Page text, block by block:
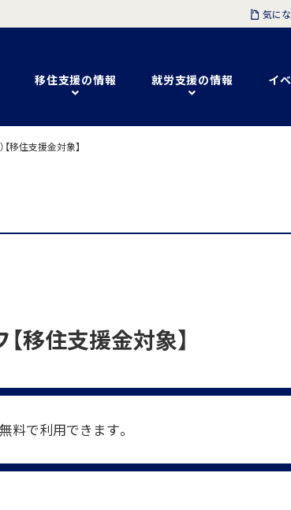
移住支援の情報 就労支援の情報 イ
気に
移住支援金対象】
移住支援金対象】
料で利用できます。